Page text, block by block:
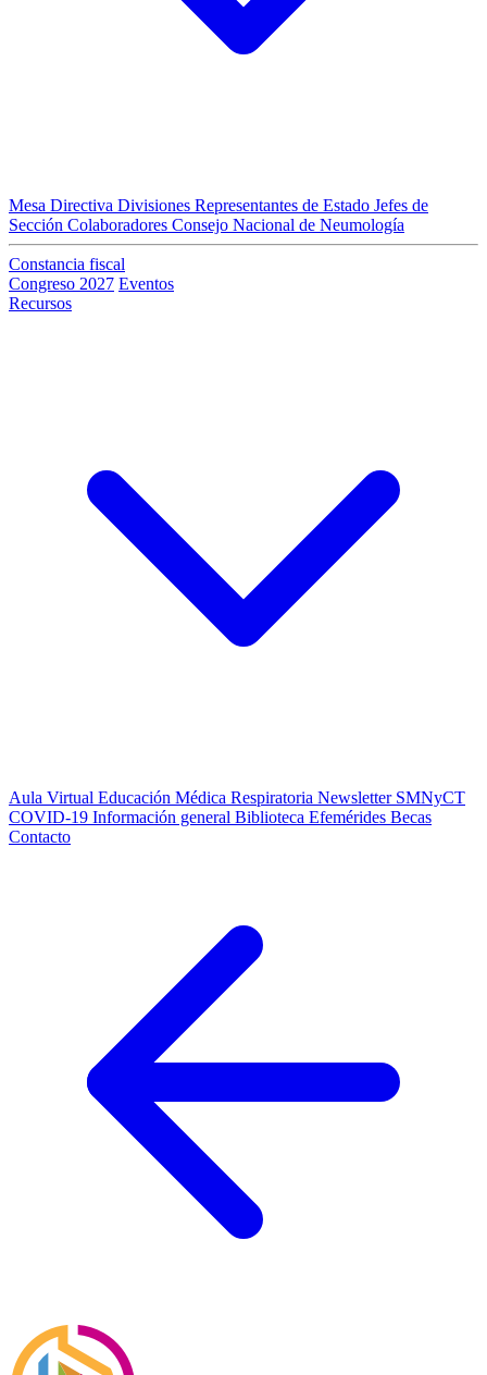
Mesa Directiva Divisiones Representantes de Estado Jefes de
Sección Colaboradores Consejo Nacional de Neumología
Constancia fiscal
Congreso 2027 Eventos
Recursos
Aula Virtual Educación Médica Respiratoria Newsletter SMNyCT
COVID-19 Información general Biblioteca Efemérides Becas
Contacto